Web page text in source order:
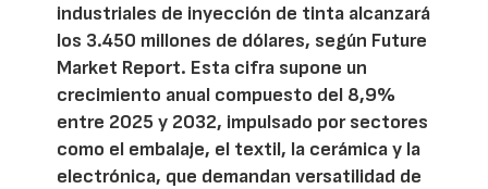
industriales de inyección de tinta alcanzará
los 3.450 millones de dólares, según Future
Market Report. Esta cifra supone un
crecimiento anual compuesto del 8,9%
entre 2025 y 2032, impulsado por sectores
como el embalaje, el textil, la cerámica y la
electrónica, que demandan versatilidad de